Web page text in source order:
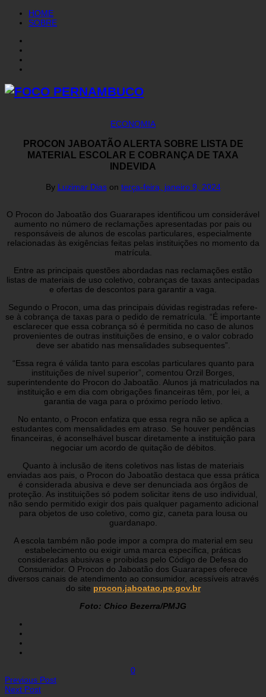
HOME
SOBRE
ECONOMIA
PROCON JABOATÃO ALERTA SOBRE LISTA DE
MATERIAL ESCOLAR E COBRANÇA DE TAXA
INDEVIDA
By Luzimar Dias on terça-feira, janeiro 9, 2024
O Procon do Jaboatão dos Guararapes identificou um considerável
aumento no número de reclamações apresentadas por pais ou
responsáveis de alunos de escolas particulares, especialmente
relacionadas às exigências feitas pelas instituições no momento da
matrícula.
Entre as principais questões abordadas nas reclamações estão
listas de materiais de uso coletivo, cobranças de taxas antecipadas
e ofertas de descontos para garantir a vaga.
Segundo o Procon, uma das principais dúvidas registradas refere-
se à cobrança de taxas para o pedido de rematrícula. “É importante
esclarecer que essa cobrança só é permitida no caso de alunos
provenientes de outras instituições de ensino, e o valor cobrado
deve ser abatido nas mensalidades subsequentes”.
“Essa regra é válida tanto para escolas particulares quanto para
instituições de nível superior”, comentou Orzil Borges,
superintendente do Procon do Jaboatão. Alunos já matriculados na
instituição e em dia com obrigações financeiras têm, por lei, a
garantia de vaga para o próximo período letivo.
No entanto, o Procon enfatiza que essa regra não se aplica a
estudantes com mensalidades em atraso. Se houver pendências
financeiras, é aconselhável buscar diretamente a instituição para
negociar um acordo de quitação de débitos.
Quanto à inclusão de itens coletivos nas listas de materiais
enviadas aos pais, o Procon do Jaboatão destaca que essa prática
é considerada abusiva e deve ser denunciada aos órgãos de
proteção. As instituições só podem solicitar itens de uso individual,
não sendo permitido exigir dos pais qualquer pagamento adicional
para objetos de uso coletivo, como giz, caneta para lousa ou
guardanapo.
A escola também não pode impor a compra do material em seu
estabelecimento ou exigir uma marca específica, práticas
consideradas abusivas e proibidas pelo Código de Defesa do
Consumidor. O Procon do Jaboatão dos Guararapes oferece
diversos canais de atendimento ao consumidor, acessíveis através
do site procon.jaboatao.pe.gov.br
Foto: Chico Bezerra/PMJG
0
Previous Post
Next Post